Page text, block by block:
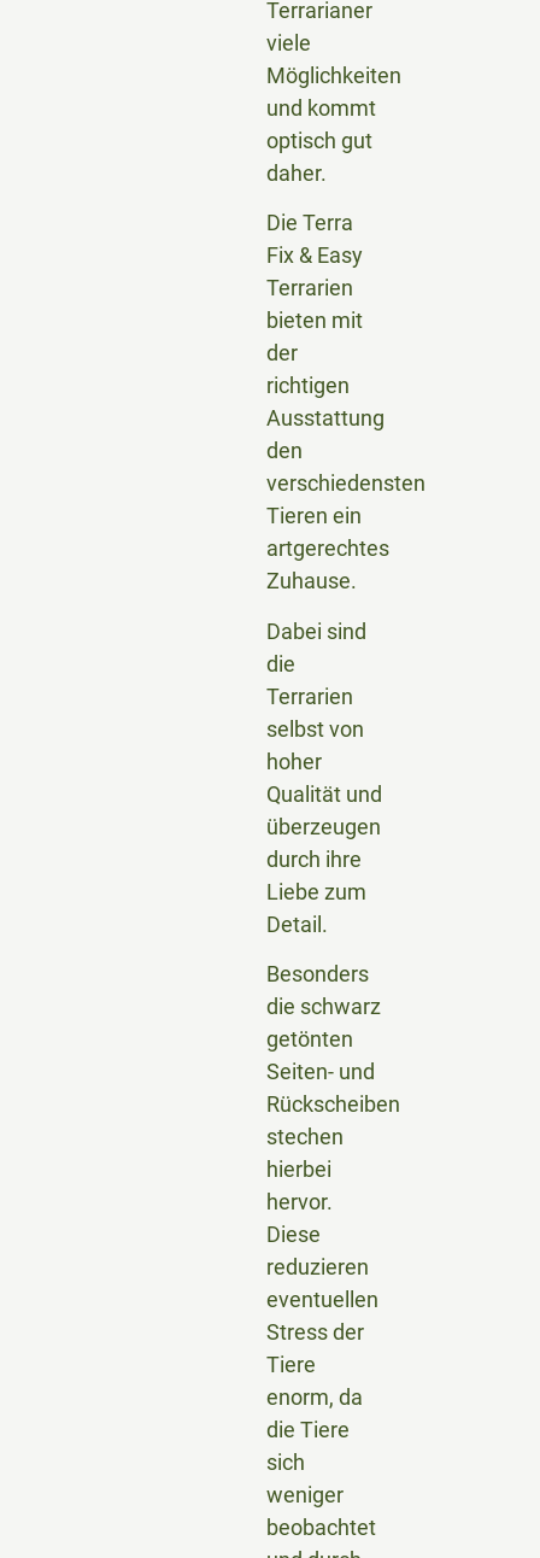
Terrarianer
viele
Möglichkeiten
und kommt
optisch gut
daher.
Die Terra
Fix & Easy
Terrarien
bieten mit
der
richtigen
Ausstattung
den
verschiedensten
Tieren ein
artgerechtes
Zuhause.
Dabei sind
die
Terrarien
selbst von
hoher
Qualität und
überzeugen
durch ihre
Liebe zum
Detail.
Besonders
die schwarz
getönten
Seiten- und
Rückscheiben
stechen
hierbei
hervor.
Diese
reduzieren
eventuellen
Stress der
Tiere
enorm, da
die Tiere
sich
weniger
beobachtet